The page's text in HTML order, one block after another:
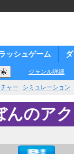
ッシュゲーム
ジャンル詳細
ャー シミュレーション
んのア